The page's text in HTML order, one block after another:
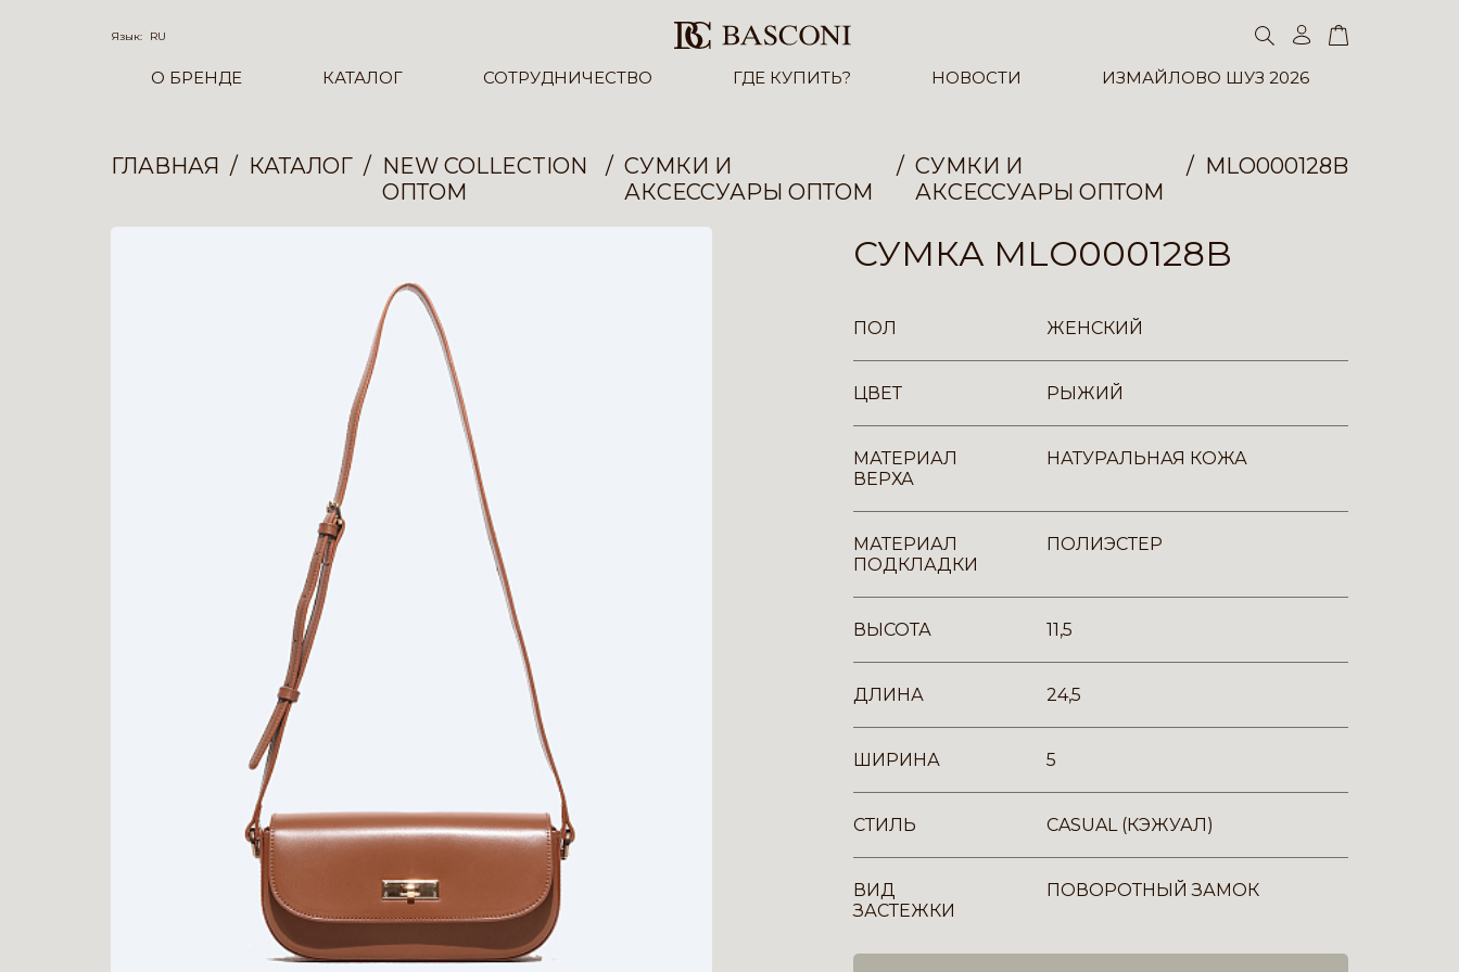
Язык: RU
О БРЕНДЕ КАТАЛОГ СОТРУДНИЧЕСТВО ГДЕ КУПИТЬ? НОВОСТИ ИЗМАЙЛОВО ШУЗ 2026
ГЛАВНАЯ КАТАЛОГ
NEW COLLECTION
ОПТОМ
СУМКИ И
АКСЕССУАРЫ ОПТОМ
СУМКИ И
АКСЕССУАРЫ ОПТОМ
MLO000128B
СУМКА MLO000128B
ПОЛ ЖЕНСКИЙ
ЦВЕТ РЫЖИЙ
МАТЕРИАЛ
ВЕРХА
НАТУРАЛЬНАЯ КОЖА
МАТЕРИАЛ
ПОДКЛАДКИ
ПОЛИЭСТЕР
ВЫСОТА 11,5
ДЛИНА 24,5
ШИРИНА 5
СТИЛЬ CASUAL (КЭЖУАЛ)
ВИД
ЗАСТЕЖКИ
ПОВОРОТНЫЙ ЗАМОК